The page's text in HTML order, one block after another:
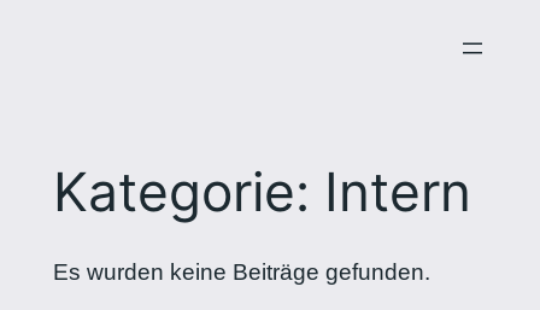
Kategorie: Intern
Es wurden keine Beiträge gefunden.